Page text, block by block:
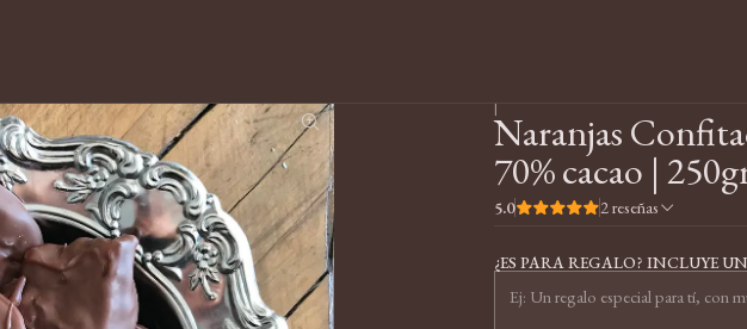
|
Naranjas
70% cacao |
5.0 2 reseñas
¿ES PARA REGALO? INCLUYE